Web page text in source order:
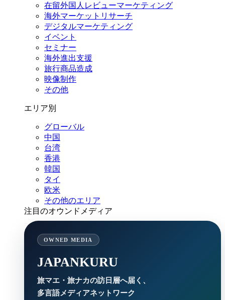
在留外国⼈レビューマーケティング
海外マーケットリサーチ
デジタルマーケティング
イベント
セミナー
海外進出支援
旅行商品造成
映像制作
その他
エリア別
グローバル
中国
台湾
香港
韓国
タイ
欧米
その他のエリア
注目のオウンドメディア
OWNED MEDIA
JAPANKURU
旅マエ・旅ナカの訪日層へ届く、
多言語メディアネットワーク